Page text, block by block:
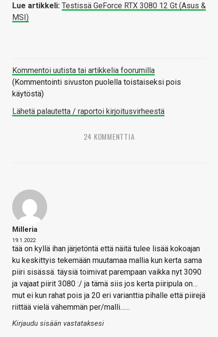
Lue artikkeli: Testissä GeForce RTX 3080 12 Gt (Asus &
MSI)
Kommentoi uutista tai artikkelia foorumilla
(Kommentointi sivuston puolella toistaiseksi pois
käytöstä)
Lähetä palautetta / raportoi kirjoitusvirheestä
24 KOMMENTTIA
Milleria
19.1.2022
tää on kyllä ihan järjetöntä että näitä tulee lisää kokoajan
ku keskittyis tekemään muutamaa mallia kun kerta sama
piiri sisässä. täysiä toimivat parempaan vaikka nyt 3090
ja vajaat piirit 3080 :/ ja tämä siis jos kerta piiripula on…
mut ei kun rahat pois ja 20 eri varianttia pihalle että piirejä
riittää vielä vähemmän per/malli……
Kirjaudu sisään vastataksesi